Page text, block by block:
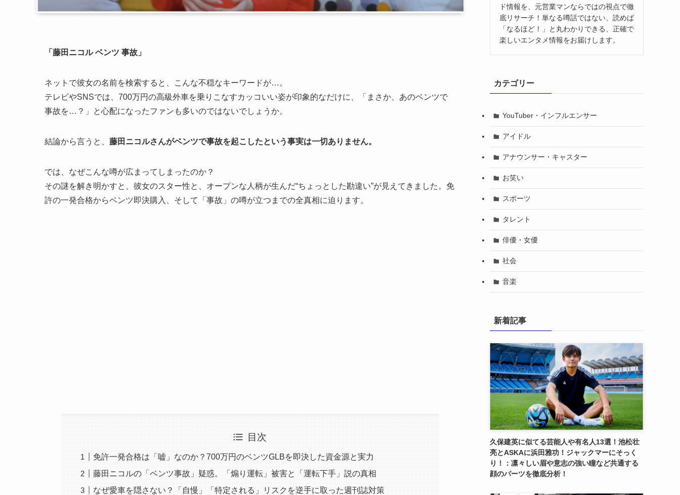
「藤田ニコル ベンツ 事故」
ネットで彼女の名前を検索すると、こんな不穏なキーワードが…。
テレビやSNSでは、700万円の高級外車を乗りこなすカッコいい姿が印象的なだけに、「まさか、あのベンツで
事故を…？」と心配になったファンも多いのではないでしょうか。
結論から言うと、 藤田ニコルさんがベンツで事故を起こしたという事実は一切ありません。
では、なぜこんな噂が広まってしまったのか？
その謎を解き明かすと、彼女のスター性と、オープンな人柄が生んだ“ちょっとした勘違い”が見えてきました。免
許の一発合格からベンツ即決購入、そして「事故」の噂が立つまでの全真相に迫ります。
目次
免許一発合格は「嘘」なのか？700万円のベンツGLBを即決した資金源と実力
藤田ニコルの「ベンツ事故」疑惑。「煽り運転」被害と「運転下手」説の真相
なぜ愛車を隠さない？「自慢」「特定される」リスクを逆手に取った週刊誌対策
ド情報を、元営業マンならではの視点で徹
底リサーチ！単なる噂話ではない、読めば
「なるほど！」と丸わかりできる、正確で
楽しいエンタメ情報をお届けします。
カテゴリー
YouTuber・インフルエンサー
アイドル
アナウンサー・キャスター
お笑い
スポーツ
タレント
俳優・女優
社会
音楽
新着記事
久保建英に似てる芸能人や有名人13選！池松壮
亮とASKAに浜田雅功！ジャックマーにそっく
り！：凛々しい眉や意志の強い瞳など共通する
顔のパーツを徹底分析！